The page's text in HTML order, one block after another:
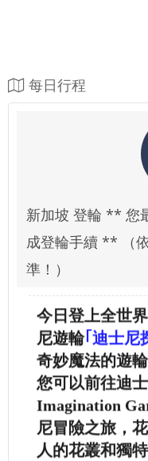
每日行程
新加坡 登輪 ** 您
成登輪手續 ** （
準！）
今日登上全世
尼遊輪｢迪士尼
奇妙魔法的遊
您可以前往迪
Imagination
尼冒險之旅，
人的花叢和獨